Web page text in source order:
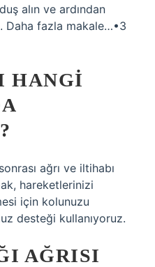
alın ve ardından
Daha fazla makale…•3
HANGI
ağrı ve iltihabı
hareketlerinizi
için kolunuzu
desteği kullanıyoruz.
AĞRISI